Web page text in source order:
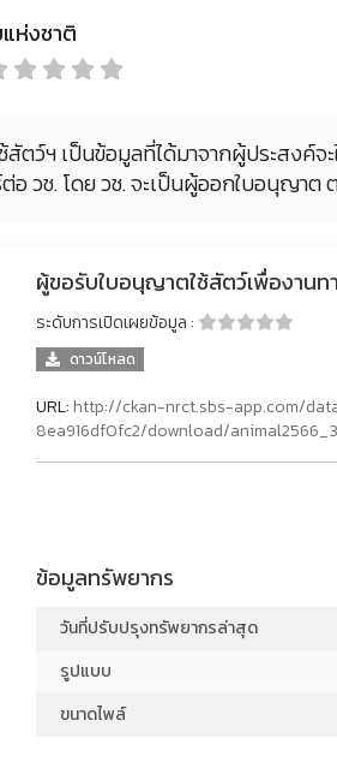
ห่งชาติ
ตว์ฯ เป็นข้อมูลที่ได้มาจากผู้ประสงค์
อ วช. โดย วช. จะเป็นผู้ออกใบอนุญา
ผู้ขอรับใบอนุญาตใช้สัตว์เพื่องาน
ระดับการเปิดเผยข้อมูล :
ดาวน์โหลด
URL: http://ckan-nrct.sbs-app.com/
8ea916df0fc2/download/
ข้อมูลทรัพยากร
วันที่ปรับปรุงทรัพยากรล่าสุด
รูปแบบ
ขนาดไพล์